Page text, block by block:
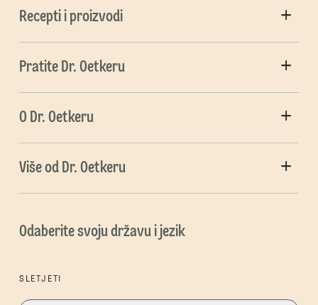
Recepti i proizvodi
Pratite Dr. Oetkeru
O Dr. Oetkeru
Više od Dr. Oetkeru
Odaberite svoju državu i jezik
SLETJETI